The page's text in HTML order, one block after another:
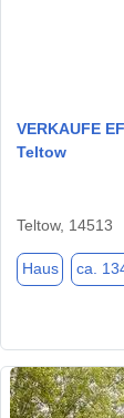
VERKAUFE
Teltow
Teltow, 14513
Haus ca.